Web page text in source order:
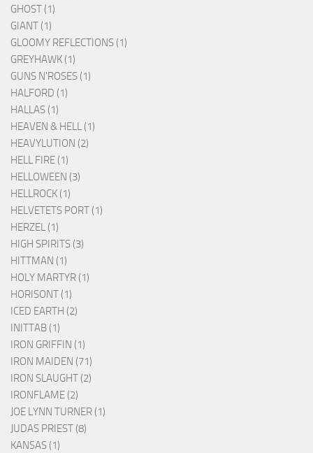
GHOST (1)
GIANT (1)
GLOOMY REFLECTIONS (1)
GREYHAWK (1)
GUNS N'ROSES (1)
HALFORD (1)
HALLAS (1)
HEAVEN & HELL (1)
HEAVYLUTION (2)
HELL FIRE (1)
HELLOWEEN (3)
HELLROCK (1)
HELVETETS PORT (1)
HERZEL (1)
HIGH SPIRITS (3)
HITTMAN (1)
HOLY MARTYR (1)
HORISONT (1)
ICED EARTH (2)
INITTAB (1)
IRON GRIFFIN (1)
IRON MAIDEN (71)
IRON SLAUGHT (2)
IRONFLAME (2)
JOE LYNN TURNER (1)
JUDAS PRIEST (8)
KANSAS (1)